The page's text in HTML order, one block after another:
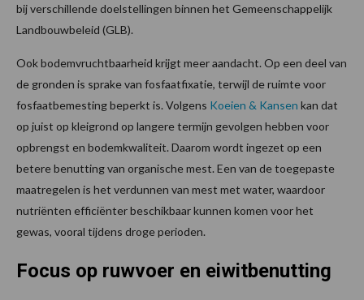
bij verschillende doelstellingen binnen het Gemeenschappelijk
Landbouwbeleid (GLB).
Ook bodemvruchtbaarheid krijgt meer aandacht. Op een deel van
de gronden is sprake van fosfaatfixatie, terwijl de ruimte voor
fosfaatbemesting beperkt is. Volgens Koeien & Kansen kan dat
op juist op kleigrond op langere termijn gevolgen hebben voor
opbrengst en bodemkwaliteit. Daarom wordt ingezet op een
betere benutting van organische mest. Een van de toegepaste
maatregelen is het verdunnen van mest met water, waardoor
nutriënten efficiënter beschikbaar kunnen komen voor het
gewas, vooral tijdens droge perioden.
Focus op ruwvoer en eiwitbenutting